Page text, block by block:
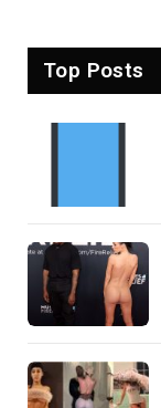
Top Posts